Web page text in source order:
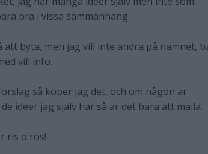
bra i vissa sammanhang.
att byta, men jag vill inte ändra på namnet,
vill info.
så köper jag det, och om någon är
ideer jag själv har så är det bara att maila.
ris o ros!